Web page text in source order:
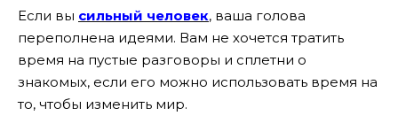
Если вы сильный человек, ваша голова
переполнена идеями. Вам не хочется тратить
время на пустые разговоры и сплетни о
знакомых, если его можно использовать время на
то, чтобы изменить мир.